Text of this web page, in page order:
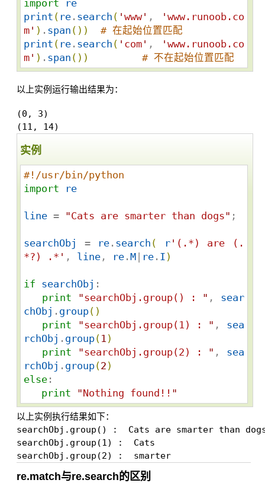
import
re
print ( re . search ( ' www' , ' www.runoob.co
m ' ) . span ( ) )
# 在起始位置匹配
print ( re . search ( ' com ' , ' www.runoob.co
m ' ) . span ( ) ) # 不在起始位置匹配
以上实例运行输出结果为：
(0, 3)
实例
#!/usr/bin/python
import
re
line = "Cats are smarter than dogs" ;
searchObj = re . search ( r' (.*) are (.
*?) .* ' , line , re . M re . I )
if searchObj :
print
"searchObj.group() : " , sear
chObj . group( )
print
"searchObj.group(1) : " , sea
rchObj . group( 1 )
print
"searchObj.group(2) : " , sea
rchObj . group(2 )
else :
print
"Nothing found!! "
以上实例执行结果如下：
searchObj.group() :  Cats are smarter than
searchObj.group(1) :  Cats
re.match与re.search的区别